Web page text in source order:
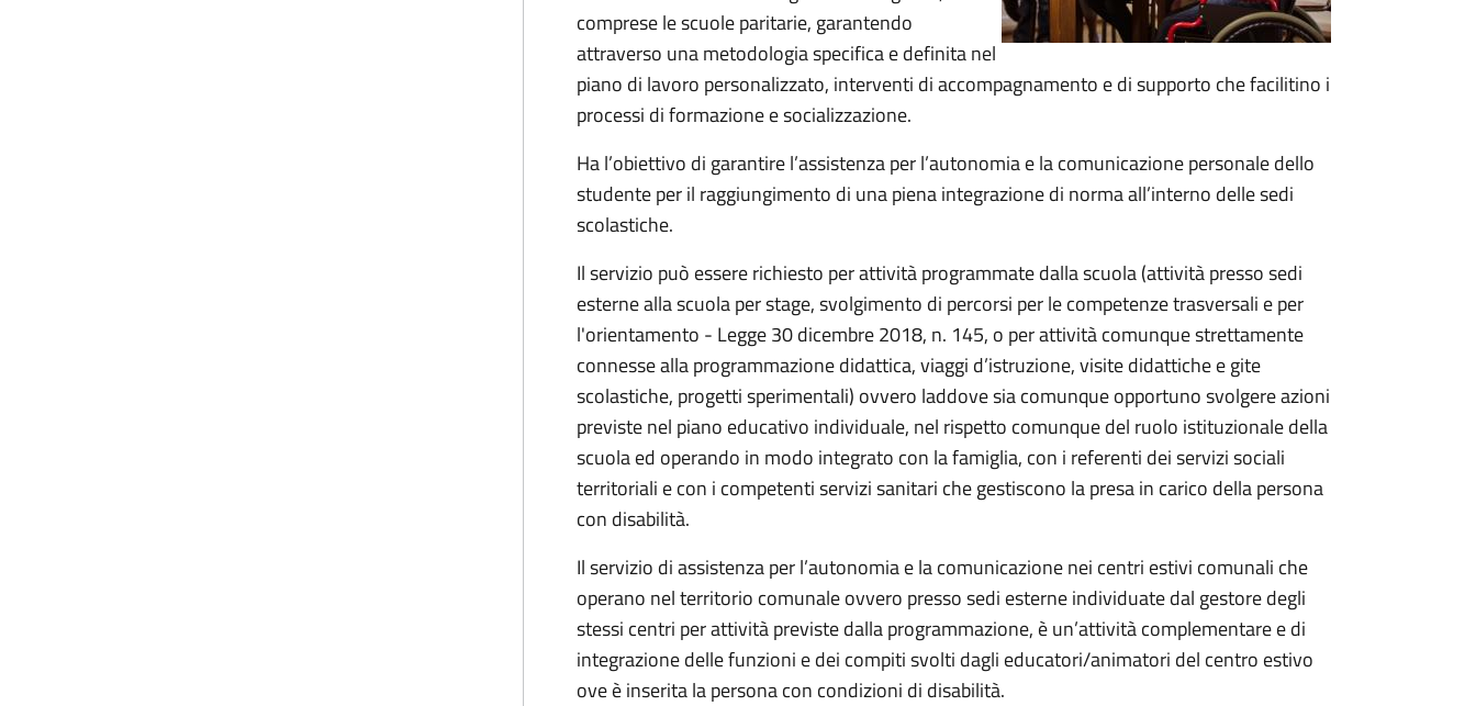
comprese le scuole paritarie, garantendo
attraverso una metodologia specifica e definita nel
piano di lavoro personalizzato, interventi di accompagnamento e di supporto che facilitino i
processi di formazione e socializzazione.
Ha l’obiettivo di garantire l’assistenza per l’autonomia e la comunicazione personale dello
studente per il raggiungimento di una piena integrazione di norma all’interno delle sedi
scolastiche.
Il servizio può essere richiesto per attività programmate dalla scuola (attività presso sedi
esterne alla scuola per stage, svolgimento di percorsi per le competenze trasversali e per
l'orientamento - Legge 30 dicembre 2018, n. 145, o per attività comunque strettamente
connesse alla programmazione didattica, viaggi d’istruzione, visite didattiche e gite
scolastiche, progetti sperimentali) ovvero laddove sia comunque opportuno svolgere azioni
previste nel piano educativo individuale, nel rispetto comunque del ruolo istituzionale della
scuola ed operando in modo integrato con la famiglia, con i referenti dei servizi sociali
territoriali e con i competenti servizi sanitari che gestiscono la presa in carico della persona
con disabilità.
Il servizio di assistenza per l’autonomia e la comunicazione nei centri estivi comunali che
operano nel territorio comunale ovvero presso sedi esterne individuate dal gestore degli
stessi centri per attività previste dalla programmazione, è un’attività complementare e di
integrazione delle funzioni e dei compiti svolti dagli educatori/animatori del centro estivo
ove è inserita la persona con condizioni di disabilità.